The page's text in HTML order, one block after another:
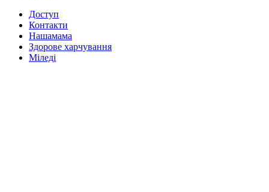
Доступ
Контакти
Нашамама
Здорове харчування
Міледі